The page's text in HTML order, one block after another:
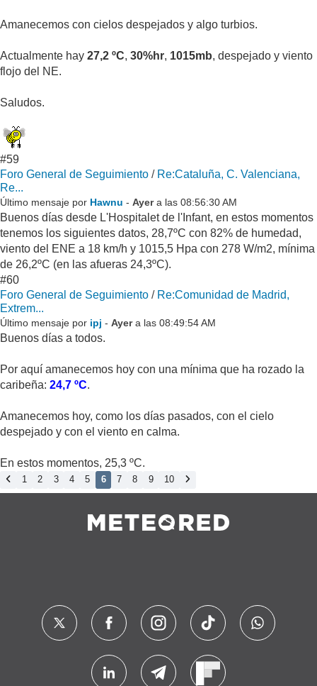
Amanecemos con cielos despejados y algo turbios.
Actualmente hay 27,2 ºC, 30%hr, 1015mb, despejado y viento
flojo del NE.
Saludos.
#59
Foro General de Seguimiento / Re:Cataluña, C. Valenciana,
Re...
Último mensaje por Hawnu - Ayera las 08:56:30 AM
Buenos días desde L'Hospitalet de l'Infant, en estos momentos
tenemos los siguientes datos, 28,7ºC con 82% de humedad,
viento del ENE a 18 km/h y 1015,5 Hpa con 278 W/m2, mínima
de 26,2ºC (en las afueras 24,3ºC).
#60
Foro General de Seguimiento / Re:Comunidad de Madrid,
Extrem...
Último mensaje por ipj - Ayera las 08:49:54 AM
Buenos días a todos.
Por aquí amanecemos hoy con una mínima que ha rozado la
caribeña: 24,7 ºC.
Amanecemos hoy, como los días pasados, con el cielo
despejado y con el viento en calma.
En estos momentos, 25,3 ºC.
1 2 3 4 5 6 7 8 9 10